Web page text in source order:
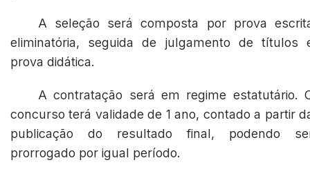
A seleção será composta por prova
eliminatória, seguida de julgamento de títulos
prova didática.
A contratação será em regime estatutário.
concurso terá validade de 1 ano, contado a partir
publicação do resultado final, podendo
prorrogado por igual período.